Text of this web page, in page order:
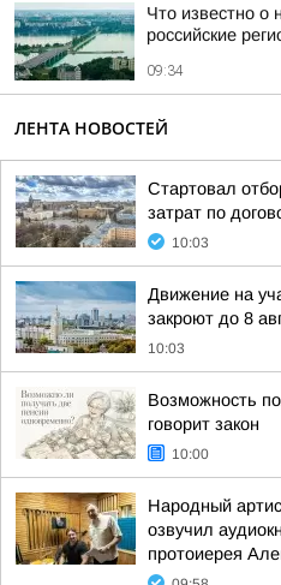
Что известно о
российские
09:34
ЛЕНТА НОВОСТЕЙ
Cтартовал
затрат по
10:03
Движение на
закроют до 8
10:03
Возможность
говорит закон
10:00
Народный
озвучил
протоиерея